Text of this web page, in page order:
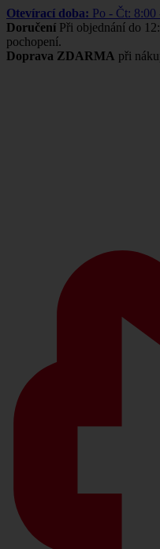
Otevírací doba: Po - Čt:
Doručení Při objednání do
pochopení.
Doprava ZDARMA při